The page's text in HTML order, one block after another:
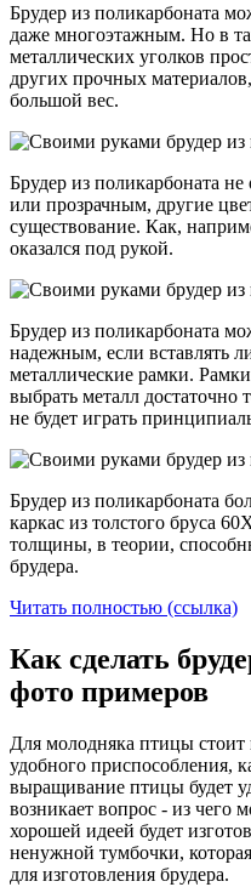
Брудер из поликарбоната
даже многоэтажным. Но в
металлических уголков
других прочных
большой вес.
Брудер из поликарбоната не
или прозрачным, другие
существование. Как,
оказался под рукой.
Брудер из поликарбоната
надежным, если вставлять
металлические рамки.
выбрать металл достаточно
не будет играть
Брудер из поликарбоната
каркас из толстого бруса
толщины, в теории,
брудера.
Читать полностью (ссылка)
Как сделать
фото примеров
Для молодняка птицы стоит
удобного приспособления,
выращивание птицы будет
возникает вопрос - из чего
хорошей идеей будет
ненужной тумбочки,
для изготовления брудера.